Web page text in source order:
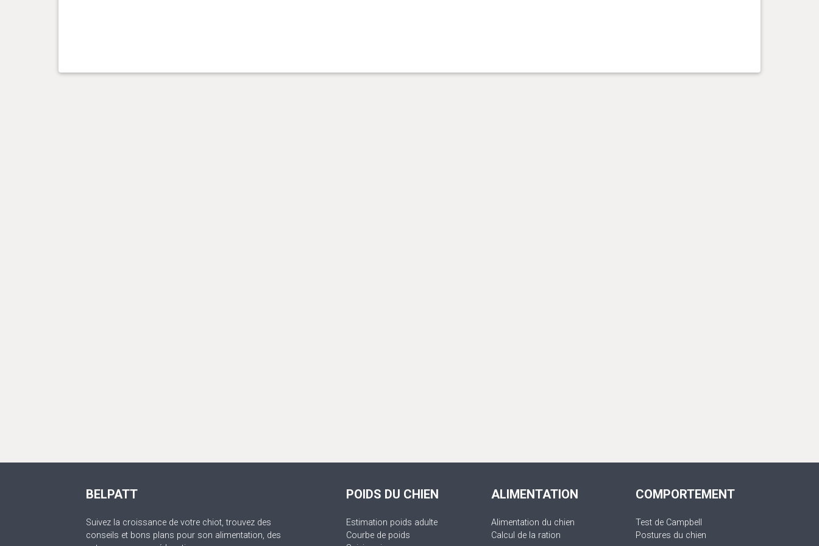
BELPATT
Suivez la croissance de votre chiot, trouvez des
conseils et bons plans pour son alimentation, des
POIDS DU CHIEN
Estimation poids adulte
Courbe de poids
ALIMENTATION
Alimentation du chien
Calcul de la ration
COMPORTEMENT
Test de Campbell
Postures du chien